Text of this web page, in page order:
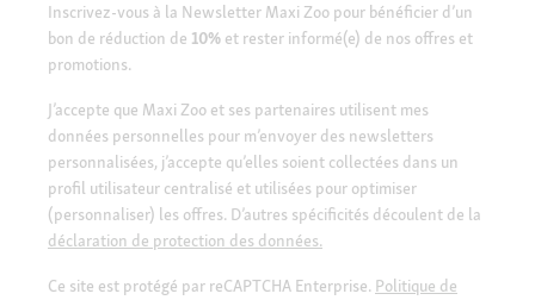
Inscrivez-vous à la Newsletter Maxi Zoo pour bénéficier d’un
bon de réduction de 10% et rester informé(e) de nos offres et
promotions.
J’accepte que Maxi Zoo et ses partenaires utilisent mes
données personnelles pour m’envoyer des newsletters
personnalisées, j’accepte qu’elles soient collectées dans un
profil utilisateur centralisé et utilisées pour optimiser
(personnaliser) les offres. D’autres spécificités découlent de la
déclaration de protection des données.
Ce site est protégé par reCAPTCHA Enterprise. Politique de